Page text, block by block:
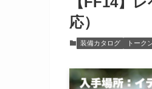
応）
装備カタログ トーク